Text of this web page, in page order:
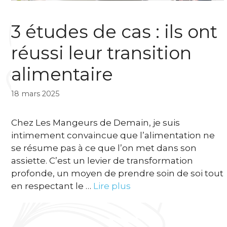
3 études de cas : ils ont
réussi leur transition
alimentaire
18 mars 2025
Chez Les Mangeurs de Demain, je suis
intimement convaincue que l’alimentation ne
se résume pas à ce que l’on met dans son
assiette. C’est un levier de transformation
profonde, un moyen de prendre soin de soi tout
en respectant le … Lire plus